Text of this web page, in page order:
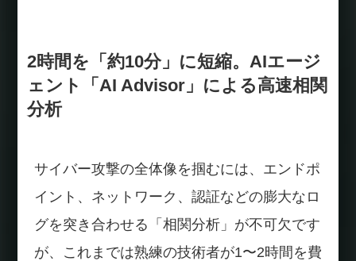
2時間を「約10分」に短縮。AIエージ
ェント「AI Advisor」による高速相関
分析
サイバー攻撃の全体像を掴むには、エンドポ
イント、ネットワーク、認証などの膨大なロ
グを突き合わせる「相関分析」が不可欠です
が、これまでは熟練の技術者が1〜2時間を費